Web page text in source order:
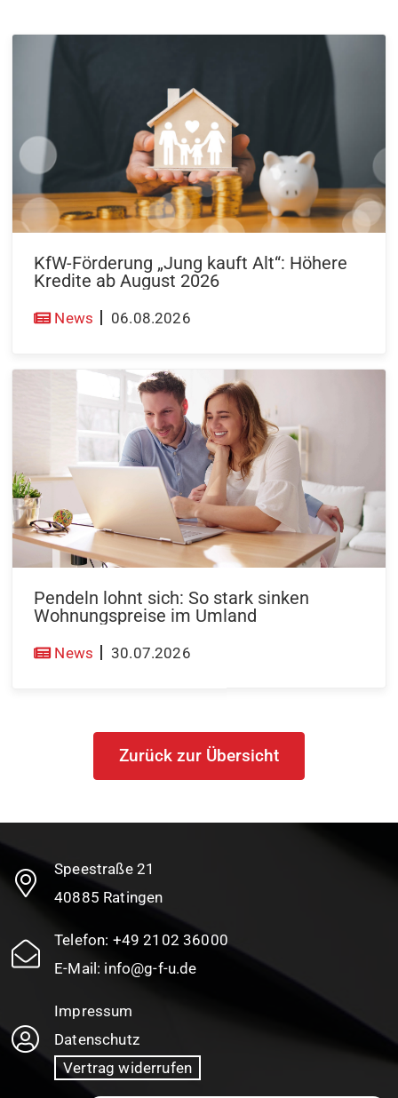
KfW-Förderung „Jung kauft Alt“: Höhere
Kredite ab August 2026
News 06.08.2026
Pendeln lohnt sich: So stark sinken
Wohnungspreise im Umland
News 30.07.2026
Zurück zur Übersicht
Speestraße 21
40885 Ratingen
Telefon: +49 2102 36000
E-Mail: info@g-f-u.de
Impressum
Datenschutz
Vertrag widerrufen